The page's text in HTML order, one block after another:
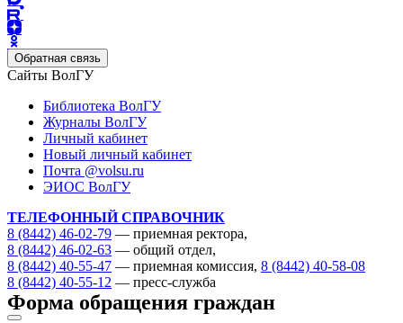
Обратная связь
Сайты ВолГУ
Библиотека ВолГУ
Журналы ВолГУ
Личный кабинет
Новый личный кабинет
Почта @volsu.ru
ЭИОС ВолГУ
ТЕЛЕФОННЫЙ СПРАВОЧНИК
8 (8442) 46-02-79 — приемная ректора,
8 (8442) 46-02-63 — общий отдел,
8 (8442) 40-55-47 — приемная комиссия, 8 (8442) 40-58-08
8 (8442) 40-55-12 — пресс-служба
Форма обращения граждан